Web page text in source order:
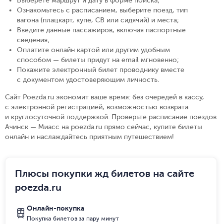
Ознакомьтесь с расписанием, выберите поезд, тип
вагона (плацкарт, купе, СВ или сидячий) и места;
Введите данные пассажиров, включая паспортные
сведения;
Оплатите онлайн картой или другим удобным
способом — билеты придут на email мгновенно;
Покажите электронный билет проводнику вместе
с документом удостоверяющим личность.
Сайт Poezda.ru экономит ваше время: без очередей в кассу,
с электронной регистрацией, возможностью возврата
и круглосуточной поддержкой. Проверьте расписание поездов
Ачинск — Миасс на poezda.ru прямо сейчас, купите билеты
онлайн и наслаждайтесь приятным путешествием!
Плюсы покупки жд билетов на сайте
poezda.ru
Онлайн-покупка
Покупка билетов за пару минут